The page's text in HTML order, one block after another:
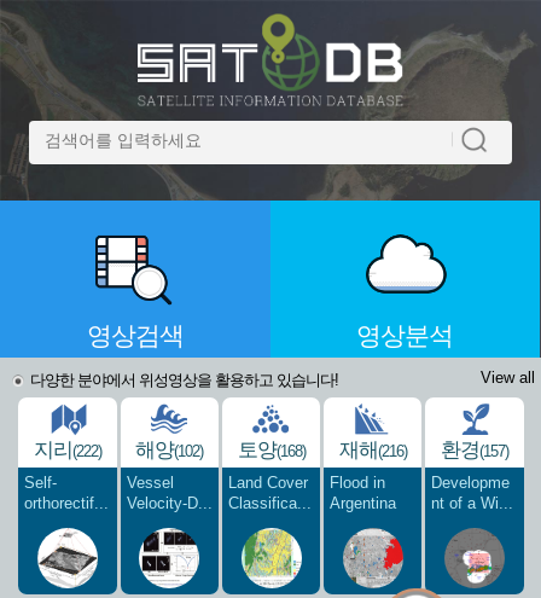
영상검색 영상분석
다양한 분야에서 위성영상을 활용하고 있습니다! View all
지리(222)
Self-
orthorectif...
해양(102)
Vessel
Velocity-D...
토양(168)
Land Cover
Classifica...
재해(216)
Flood in
Argentina
환경(157)
Developme
nt of a Wi...